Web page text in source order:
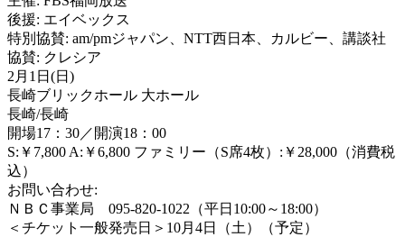
後援: エイベックス
特別協賛: am/pmジャパン、NTT西日本、カルビー、講談社
協賛: クレシア
2月1日(日)
長崎ブリックホール 大ホール
長崎/長崎
開場17：30／開演18：00
S:￥7,800 A:￥6,800 ファミリー（S席4枚）:￥28,000（消費税
込）
お問い合わせ:
ＮＢＣ事業局 095-820-1022（平日10:00～18:00）
＜チケット一般発売日＞10月4日（土）（予定）